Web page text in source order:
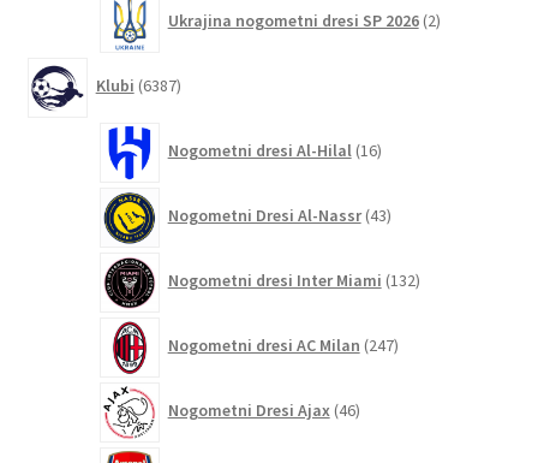
Ukrajina nogometni dresi SP 2026 2izdelka
Klubi 6387izdelkov
Nogometni dresi Al-Hilal 16izdelkov
Nogometni Dresi Al-Nassr 43izdelkov
Nogometni dresi Inter Miami 132izdelkov
Nogometni dresi AC Milan 247izdelkov
Nogometni Dresi Ajax 46izdelkov